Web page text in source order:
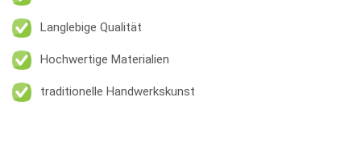
Langlebige Qualität
Hochwertige Materialien
traditionelle Handwerkskunst